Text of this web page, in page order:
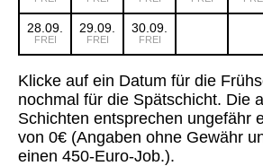
28.09.
FREI
29.09.
FREI
30.09.
FREI
Klicke auf ein Datum für die
nochmal für die Spätschicht. Die
Schichten entsprechen ungefähr
von 0€ (Angaben ohne Gewähr
einen 450-Euro-Job.).